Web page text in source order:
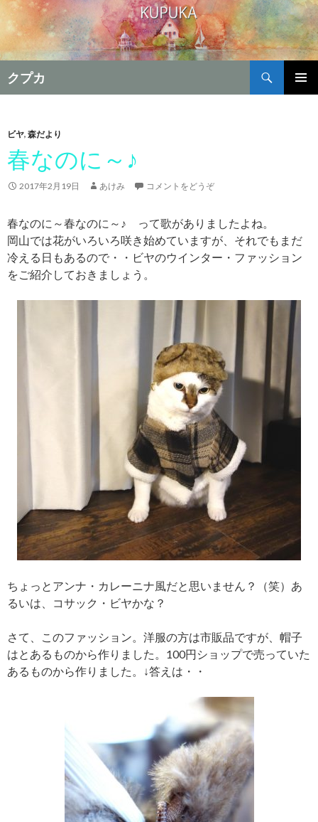
クプカ
索
ン
ツ
へ
移
ビヤ, 森だより
春なのに～♪
2017年2月19日 あけみ コメントをどうぞ
春なのに～春なのに～♪ って歌がありましたよね。
岡山では花がいろいろ咲き始めていますが、それでもまだ
冷える日もあるので・・ビヤのウインター・ファッション
をご紹介しておきましょう。
ちょっとアンナ・カレーニナ風だと思いません？（笑）あ
るいは、コサック・ビヤかな？
さて、このファッション。洋服の方は市販品ですが、帽子
はとあるものから作りました。100円ショップで売っていた
あるものから作りました。↓答えは・・